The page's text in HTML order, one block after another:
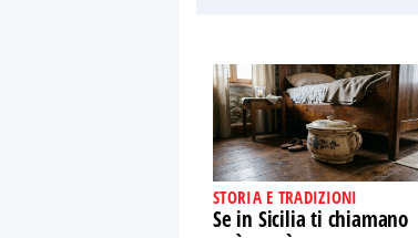
STORIA E TRADIZIONI
Se in Sicilia ti chiamano